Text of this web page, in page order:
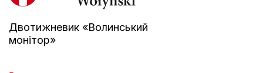
Двотижневик «Волинський
монітор»